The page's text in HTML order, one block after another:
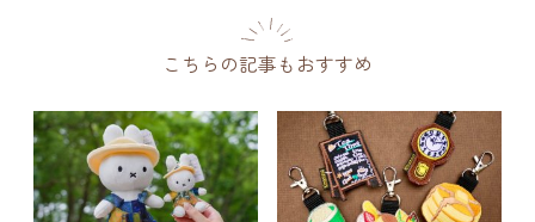
こちらの記事もおすすめ